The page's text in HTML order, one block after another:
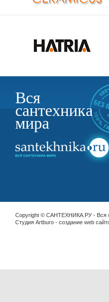
Вся
сантехника
мира
Copyright © САНТЕХНИКА.РУ - Вся
Студия Artburo - cоздание web